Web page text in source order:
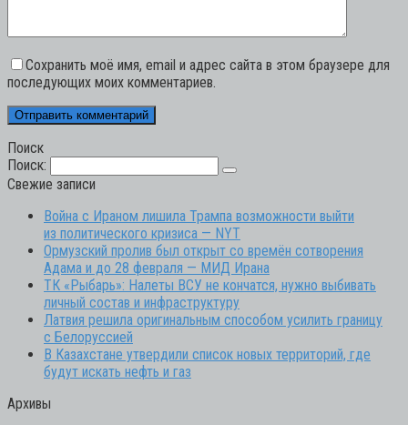
Сохранить моё имя, email и адрес сайта в этом браузере для
последующих моих комментариев.
Поиск
Поиск:
Свежие записи
Война с Ираном лишила Трампа возможности выйти
из политического кризиса — NYT
Ормузский пролив был открыт со времён сотворения
Адама и до 28 февраля — МИД Ирана
ТК «Рыбарь»: Налеты ВСУ не кончатся, нужно выбивать
личный состав и инфраструктуру
Латвия решила оригинальным способом усилить границу
с Белоруссией
В Казахстане утвердили список новых территорий, где
будут искать нефть и газ
Архивы